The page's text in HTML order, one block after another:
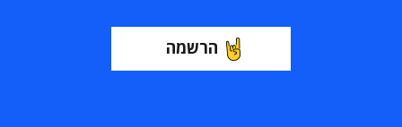
הרשמה